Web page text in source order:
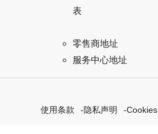
表
零售商地址
服务中心地址
使用条款 隐私声明 Cookies